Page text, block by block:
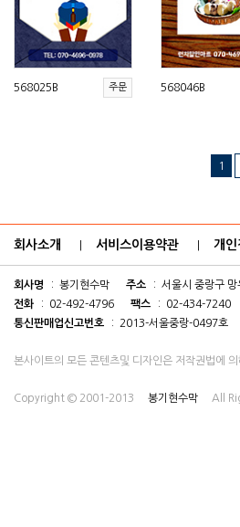
568025B 주문 568046B
1
회사소개 서비스이용약관 개인
회사명 : 봉기현수막 주소
: 서울시 중랑구
전화
: 02-492-4796 팩스
: 02-434-7240
통신판매업신고번호
: 2013-서울중랑-0497호
본사이트의 모든 콘텐츠및 디자인은 저작권법에
Copyright © 2001-2013 봉기현수막 All